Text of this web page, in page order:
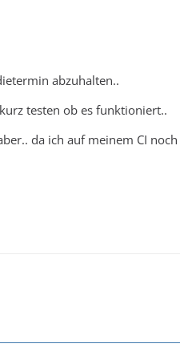
abzuhalten..
testen ob es funktioniert..
da ich auf meinem CI